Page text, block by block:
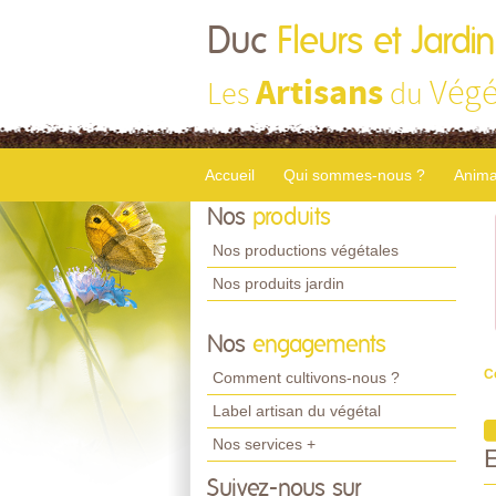
Duc Fleurs et
LesArtisans du
Accueil Qui sommes-nous ?
Nos produits
Nos productions végétales
Nos produits jardin
Nos engagements
Comment cultivons-nous ?
Label artisan du végétal
Nos services +
Suivez-nous sur